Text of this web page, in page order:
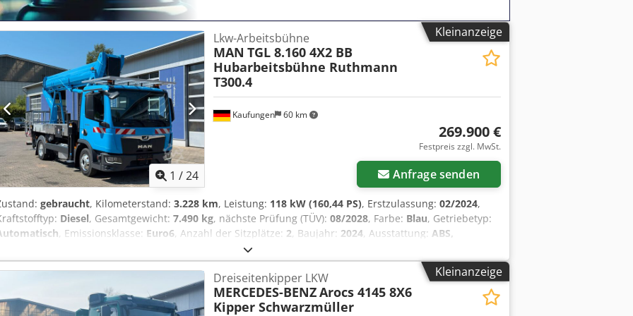
Kleinanzeige
1 /24
Kaufungen 60 km
Lkw-Arbeitsbühne
MAN TGL 8.160 4X2 BB
Hubarbeitsbühne Ruthmann
T300.4
269.900 €
Festpreis zzgl. MwSt.
Anfrage senden
gebraucht, Kilometerstand: 3.228 km, Leistung: 118 kW (160,44 PS), Erstzulassung: 02/2024,
Diesel, Gesamtgewicht: 7.490 kg, nächste Prüfung (TÜV): 08/2028, Farbe: Blau, Getriebetyp:
, Emissionsklasse: Euro6, Anzahl der Sitzplätze: 2, Baujahr: 2024, Ausstattung: ABS,
, Interne Fahrzeugnr.: VTC20044 Ab sofort verfügbar auf unserem Hof in Kaufungen. Mehr
unter: ? Luis Lucena ? Viktoria Sologubova Deutsch MAN TGL 8.160 4x2 BB Hubarbeitsbühne
Ruthmann Steiger T300.4 | Euro 6d Zum Verkauf steht ein gebrauchter MAN TGL 8.160 4x2 BB mit
Ruthmann Steiger T300.4 Hubarbeitsbühne aus dem Baujahr 2024. Das Fahrzeug hat lediglich 3.228 km
304 Gesamtbetriebsstunden. Die Arbeitsbühne bietet eine maximale Korbtragfähigkeit von 350 kg
Kleinanzeige
Dreiseitenkipper LKW
MERCEDES-BENZArocs 4145 8X6
Kipper Schwarzmüller